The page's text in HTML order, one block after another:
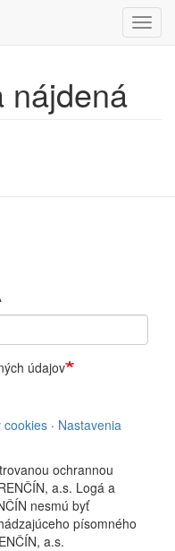
nájdená
údajov
cookies · Nastavenia
ochrannou
a.s. Logá a
nesmú byť
písomného
a.s.